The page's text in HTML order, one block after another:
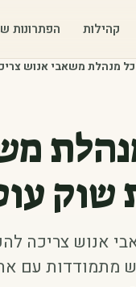
קהילות הפתרונות
מנהלת משאבי אנוש
שוק
אנוש צריכה
מתמודדות עם